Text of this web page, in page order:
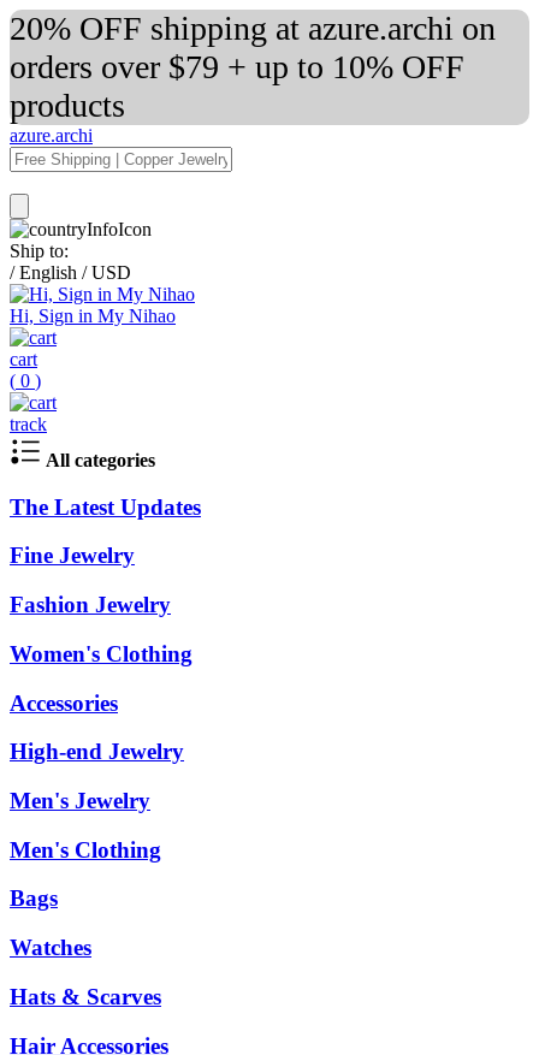
20% OFF shipping at azure.archi on
orders over $79 + up to 10% OFF
products
azure.archi
Ship to:
/ English / USD
Hi, Sign in My Nihao
cart
( 0 )
track
All categories
The Latest Updates
Fine Jewelry
Fashion Jewelry
Women's Clothing
Accessories
High-end Jewelry
Men's Jewelry
Men's Clothing
Bags
Watches
Hats & Scarves
Hair Accessories